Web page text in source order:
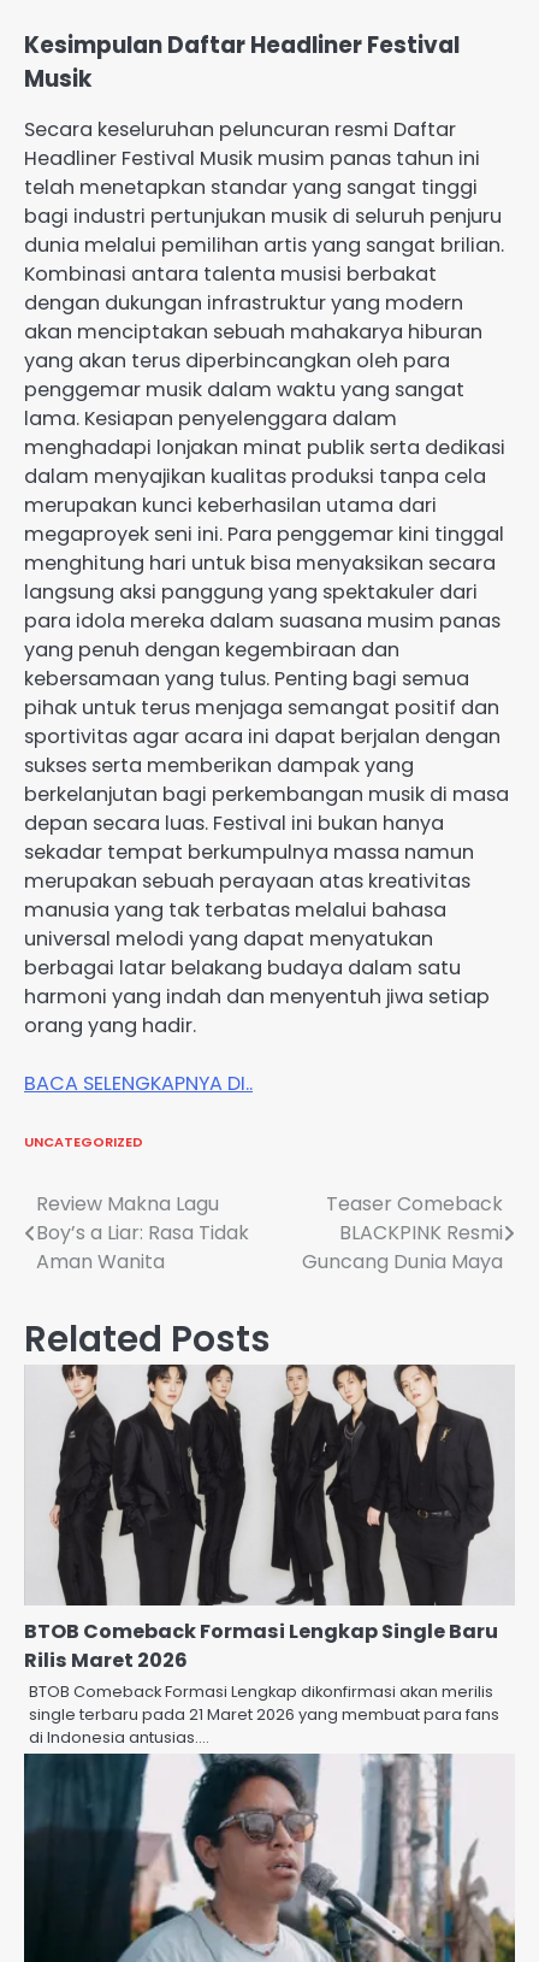
Kesimpulan Daftar Headliner Festival
Musik
Secara keseluruhan peluncuran resmi Daftar
Headliner Festival Musik musim panas tahun ini
telah menetapkan standar yang sangat tinggi
bagi industri pertunjukan musik di seluruh penjuru
dunia melalui pemilihan artis yang sangat brilian.
Kombinasi antara talenta musisi berbakat
dengan dukungan infrastruktur yang modern
akan menciptakan sebuah mahakarya hiburan
yang akan terus diperbincangkan oleh para
penggemar musik dalam waktu yang sangat
lama. Kesiapan penyelenggara dalam
menghadapi lonjakan minat publik serta dedikasi
dalam menyajikan kualitas produksi tanpa cela
merupakan kunci keberhasilan utama dari
megaproyek seni ini. Para penggemar kini tinggal
menghitung hari untuk bisa menyaksikan secara
langsung aksi panggung yang spektakuler dari
para idola mereka dalam suasana musim panas
yang penuh dengan kegembiraan dan
kebersamaan yang tulus. Penting bagi semua
pihak untuk terus menjaga semangat positif dan
sportivitas agar acara ini dapat berjalan dengan
sukses serta memberikan dampak yang
berkelanjutan bagi perkembangan musik di masa
depan secara luas. Festival ini bukan hanya
sekadar tempat berkumpulnya massa namun
merupakan sebuah perayaan atas kreativitas
manusia yang tak terbatas melalui bahasa
universal melodi yang dapat menyatukan
berbagai latar belakang budaya dalam satu
harmoni yang indah dan menyentuh jiwa setiap
orang yang hadir.
BACA SELENGKAPNYA DI..
UNCATEGORIZED
Post
navigation
Review Makna Lagu
Boy’s a Liar: Rasa Tidak
Aman Wanita
Teaser Comeback
BLACKPINK Resmi
Guncang Dunia Maya
Related Posts
BTOB Comeback Formasi Lengkap Single Baru
Rilis Maret 2026
BTOB Comeback Formasi Lengkap dikonfirmasi akan merilis
single terbaru pada 21 Maret 2026 yang membuat para fans
di Indonesia antusias.…